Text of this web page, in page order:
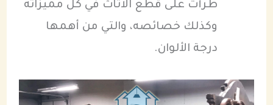
طرأت على قطع الأثاث في كل مميزاته
وكذلك خصائصه، والتي من أهمها
درجة الألوان.